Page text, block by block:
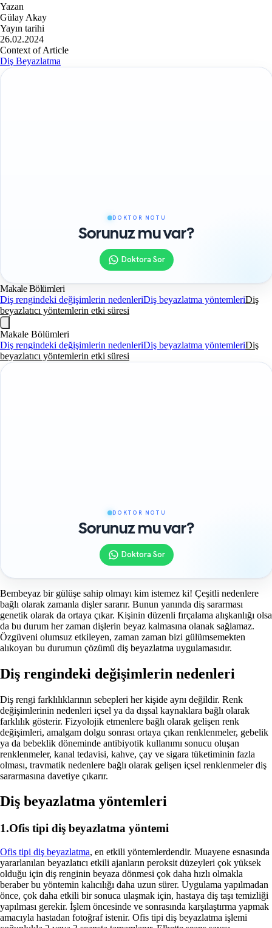
Yazan
Gülay Akay
Yayın tarihi
26.02.2024
Context of Article
Diş Beyazlatma
DOKTOR NOTU
Sorunuz mu var?
Doktora Sor
Makale Bölümleri
Diş rengindeki değişimlerin nedenleriDiş beyazlatma yöntemleriDiş
beyazlatıcı yöntemlerin etki süresi
Makale Bölümleri
Diş rengindeki değişimlerin nedenleriDiş beyazlatma yöntemleriDiş
beyazlatıcı yöntemlerin etki süresi
DOKTOR NOTU
Sorunuz mu var?
Doktora Sor
Bembeyaz bir gülüşe sahip olmayı kim istemez ki! Çeşitli nedenlere
bağlı olarak zamanla dişler sararır. Bunun yanında diş sararması
genetik olarak da ortaya çıkar. Kişinin düzenli fırçalama alışkanlığı olsa
da bu durum her zaman dişlerin beyaz kalmasına olanak sağlamaz.
Özgüveni olumsuz etkileyen, zaman zaman bizi gülümsemekten
alıkoyan bu durumun çözümü diş beyazlatma uygulamasıdır.
Diş rengindeki değişimlerin nedenleri
Diş rengi farklılıklarının sebepleri her kişide aynı değildir. Renk
değişimlerinin nedenleri içsel ya da dışsal kaynaklara bağlı olarak
farklılık gösterir. Fizyolojik etmenlere bağlı olarak gelişen renk
değişimleri, amalgam dolgu sonrası ortaya çıkan renklenmeler, gebelik
ya da bebeklik döneminde antibiyotik kullanımı sonucu oluşan
renklenmeler, kanal tedavisi, kahve, çay ve sigara tüketiminin fazla
olması, travmatik nedenlere bağlı olarak gelişen içsel renklenmeler diş
sararmasına davetiye çıkarır.
Diş beyazlatma yöntemleri
1.Ofis tipi diş beyazlatma yöntemi
Ofis tipi diş beyazlatma, en etkili yöntemlerdendir. Muayene esnasında
yararlanılan beyazlatıcı etkili ajanların peroksit düzeyleri çok yüksek
olduğu için diş renginin beyaza dönmesi çok daha hızlı olmakla
beraber bu yöntemin kalıcılığı daha uzun sürer. Uygulama yapılmadan
önce, çok daha etkili bir sonuca ulaşmak için, hastaya diş taşı temizliği
yapılması gerekir. İşlem öncesinde ve sonrasında karşılaştırma yapmak
amacıyla hastadan fotoğraf istenir. Ofis tipi diş beyazlatma işlemi